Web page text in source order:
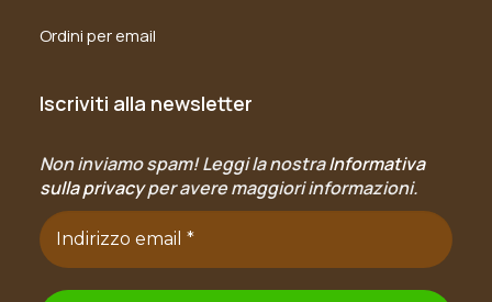
Ordini per email
Iscriviti alla newsletter
Non inviamo spam! Leggi la nostraInformativa
sulla privacyper avere maggiori informazioni.